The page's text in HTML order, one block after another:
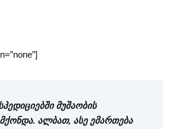
მუშაობის
ალბათ, ასე ემართება